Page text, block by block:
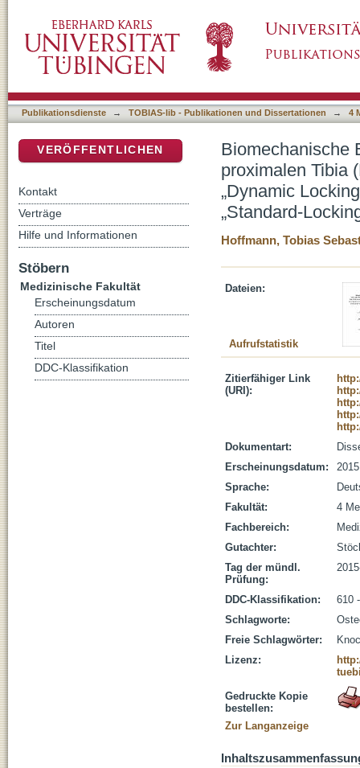
Osteosynthese mittels Plattenfixateur mit
Besetzung mit „Standard-Locking Screws
Publikationsdienste → TOBIAS-lib - Publikationen und Dissertationen → 4
Biomechanische
proximalen Tibia
„Dynamic
„Standard-
Hoffmann, Tobias
Dateien:
Aufrufstatistik
Zitierfähiger Link
(URI):
Dokumentart:
Erscheinungsdatum:
2015
Sprache:
Fakultät:
4
Fachbereich:
Gutachter:
Tag der mündl.
Prüfung:
DDC-Klassifikation:
610
Schlagworte:
Freie Schlagwörter:
Lizenz:
Gedruckte Kopie
bestellen:
Zur Langanzeige
VERÖFFENTLICHEN
Kontakt
Verträge
Hilfe und Informationen
Stöbern
Medizinische Fakultät
Erscheinungsdatum
Autoren
Titel
DDC-Klassifikation